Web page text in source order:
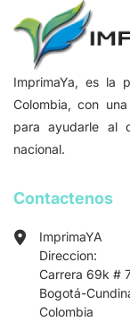
ImprimaYa, es la
Colombia, con
para ayudarle al
nacional.
Contactenos
ImprimaYA
Direccion:
Carrera 69k #
Bogotá-
Colombia